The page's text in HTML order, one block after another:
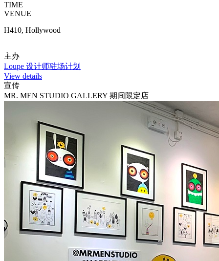
TIME
VENUE
H410, Hollywood
主办
Loupe 设计师驻场计划
View details
宣传
MR. MEN STUDIO GALLERY 期间限定店